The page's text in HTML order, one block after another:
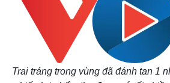
Trai tráng trong vùng đã đánh tan 1